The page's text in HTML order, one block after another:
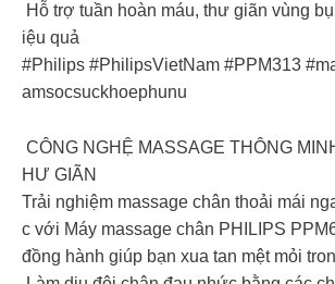
Hỗ trợ tuần hoàn máu, thư giãn vùng
iệu quả
#Philips #PhilipsVietNam #PPM313
amsocsuckhoephunu
CÔNG NGHỆ MASSAGE THÔNG
HƯ GIÃN
Trải nghiệm massage chân thoải mái
c với Máy massage chân PHILIPS
đồng hành giúp bạn xua tan mệt mỏi